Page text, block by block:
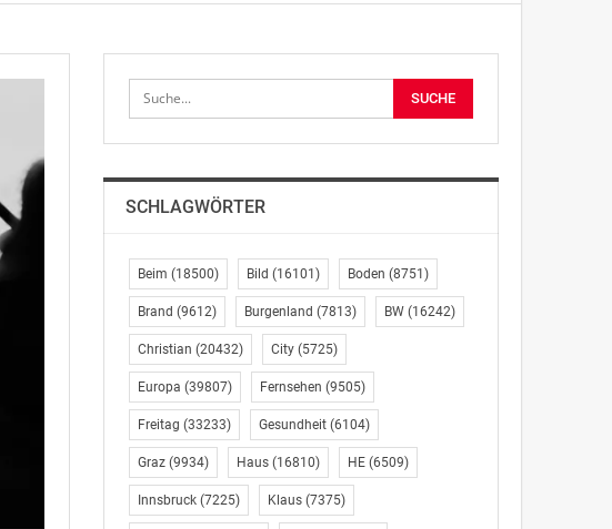
SCHLAGWÖRTER
Beim (18500) Bild (16101) Boden (8751)
Brand (9612) Burgenland (7813) BW(16242)
Christian (20432) City(5725)
Europa (39807) Fernsehen (9505)
Freitag (33233) Gesundheit(6104)
Graz(9934) Haus(16810) HE(6509)
Innsbruck(7225) Klaus(7375)